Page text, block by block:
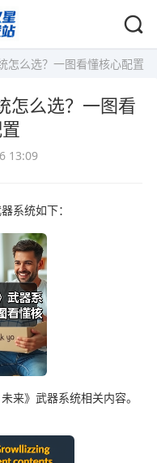
怎么选？一图看懂核心配置
怎么选？一图看
13:09
系统如下：
来》武器系统相关内容。